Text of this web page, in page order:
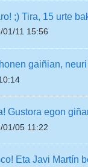
;) Tira, 15 urte
01/11 15:56
gaiñian, neuri
Gustora egon
01/05 11:22
Eta Javi Martín